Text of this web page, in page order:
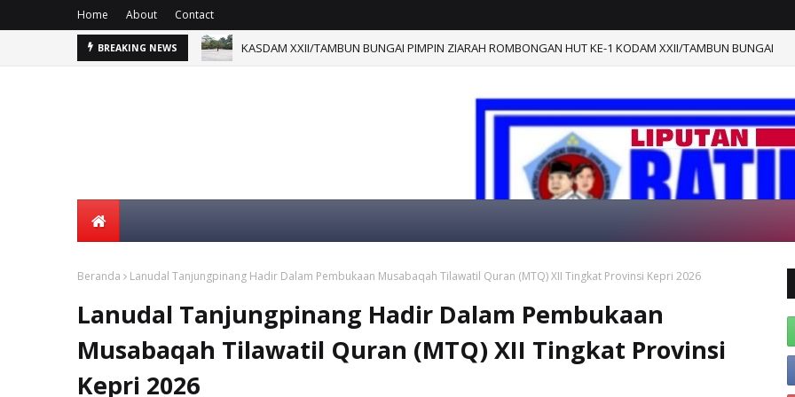
Home About Contact
BREAKING NEWS KASDAM XXII/TAMBUN BUNGAI PIMPIN ZIARAH ROMBONGAN HUT KE-1 KODAM XXII/TAMBUN BUNGAI
SELAMAT DATANG DI
Beranda Lanudal Tanjungpinang Hadir Dalam Pembukaan Musabaqah Tilawatil Quran (MTQ) XII Tingkat Provinsi Kepri 2026
Lanudal Tanjungpinang Hadir Dalam Pembukaan
Musabaqah Tilawatil Quran (MTQ) XII Tingkat Provinsi
Kepri 2026